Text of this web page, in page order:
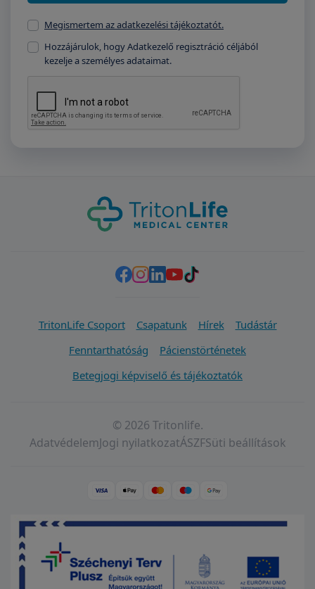
Megismertem az adatkezelési tájékoztatót.
Hozzájárulok, hogy Adatkezelő regisztráció céljából
kezelje a személyes adataimat.
TritonLife Csoport Csapatunk Hírek
Tudástár
Fenntarthatóság
Pácienstörténetek
Betegjogi képviselő és tájékoztatók
© 2026 Tritonlife.
AdatvédelemJogi nyilatkozatÁSZFSüti beállítások